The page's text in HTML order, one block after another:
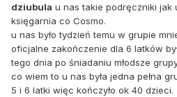
dziubula u nas takie podręczniki jak
księgarnia co Cosmo.
u nas było tydzień temu w grupie
oficjalne zakończenie dla 6 latków
tego dnia po śniadaniu młodsze
co wiem to u nas była jedna pełna
5 i 6 latki więc kończyło ok 40 dzieci.